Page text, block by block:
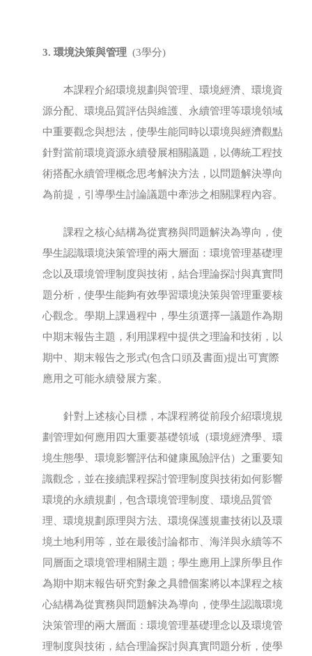
3.環境決策與管理(3學分)
本課程介紹環境規劃與管理、環境經濟、環境資
源分配、環境品質評估與維護、永續管理等環境領域
中重要觀念與想法，使學生能同時以環境與經濟觀點
針對當前環境資源永續發展相關議題，以傳統工程技
術搭配永續管理概念思考解決方法，以問題解決導向
為前提，引導學生討論議題中牽涉之相關課程內容。
課程之核心結構為從實務與問題解決為導向，使
學生認識環境決策管理的兩大層面：環境管理基礎理
念以及環境管理制度與技術，結合理論探討與真實問
題分析，使學生能夠有效學習環境決策與管理重要核
心觀念。學期上課過程中，學生須選擇一議題作為期
中期末報告主題，利用課程中提供之理論和技術，以
期中、期末報告之形式(包含口頭及書面)提出可實際
應用之可能永續發展方案。
針對上述核心目標，本課程將從前段介紹環境規
劃管理如何應用四大重要基礎領域（環境經濟學、環
境生態學、環境影響評估和健康風險評估）之重要知
識觀念，並在接續課程探討管理制度與技術如何影響
環境的永續規劃，包含環境管理制度、環境品質管
理、環境規劃原理與方法、環境保護規畫技術以及環
境土地利用等，並在最後討論都市、海洋與永續等不
同層面之環境管理相關主題；學生應用上課所學且作
為期中期末報告研究對象之具體個案將以本課程之核
心結構為從實務與問題解決為導向，使學生認識環境
決策管理的兩大層面：環境管理基礎理念以及環境管
理制度與技術，結合理論探討與真實問題分析，使學